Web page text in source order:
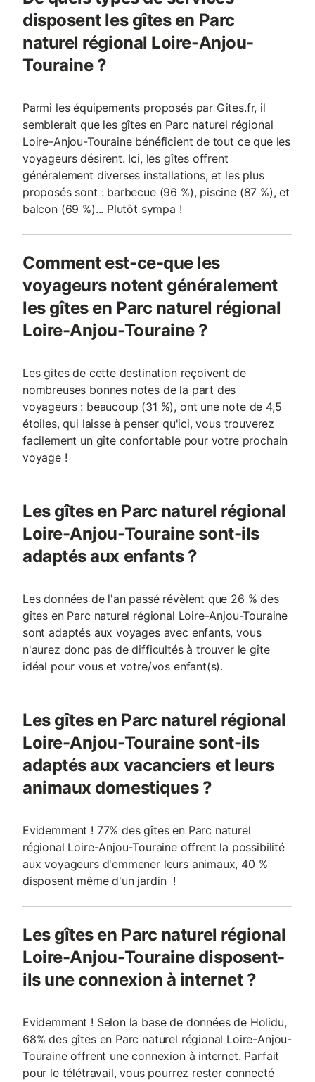
disposent les gîtes en Parc
naturel régional Loire-Anjou-
Touraine ?
Parmi les équipements proposés par Gites.fr, il
semblerait que les gîtes en Parc naturel régional
Loire-Anjou-Touraine bénéficient de tout ce que les
voyageurs désirent. Ici, les gîtes offrent
généralement diverses installations, et les plus
proposés sont : barbecue (96 %), piscine (87 %), et
balcon (69 %)... Plutôt sympa !
Comment est-ce-que les
voyageurs notent généralement
les gîtes en Parc naturel régional
Loire-Anjou-Touraine ?
Les gîtes de cette destination reçoivent de
nombreuses bonnes notes de la part des
voyageurs : beaucoup (31 %), ont une note de 4,5
étoiles, qui laisse à penser qu'ici, vous trouverez
facilement un gîte confortable pour votre prochain
voyage !
Les gîtes en Parc naturel régional
Loire-Anjou-Touraine sont-ils
adaptés aux enfants ?
Les données de l'an passé révèlent que 26 % des
gîtes en Parc naturel régional Loire-Anjou-Touraine
sont adaptés aux voyages avec enfants, vous
n'aurez donc pas de difficultés à trouver le gîte
idéal pour vous et votre/vos enfant(s).
Les gîtes en Parc naturel régional
Loire-Anjou-Touraine sont-ils
adaptés aux vacanciers et leurs
animaux domestiques ?
Evidemment ! 77% des gîtes en Parc naturel
régional Loire-Anjou-Touraine offrent la possibilité
aux voyageurs d'emmener leurs animaux, 40 %
disposent même d'un jardin !
Les gîtes en Parc naturel régional
Loire-Anjou-Touraine disposent-
ils une connexion à internet ?
Evidemment ! Selon la base de données de Holidu,
68% des gîtes en Parc naturel régional Loire-Anjou-
Touraine offrent une connexion à internet. Parfait
pour le télétravail, vous pourrez rester connecté